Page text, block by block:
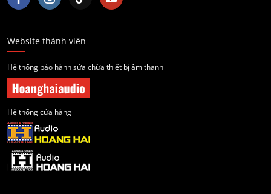
Website thành viên
Hệ thống bảo hành sửa chữa thiết bị âm thanh
Hệ thống cửa hàng